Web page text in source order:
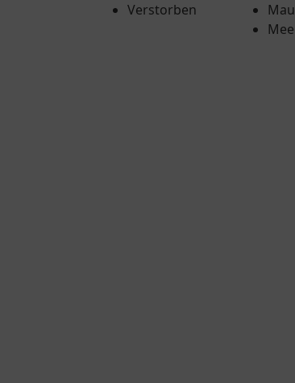
Verstorben